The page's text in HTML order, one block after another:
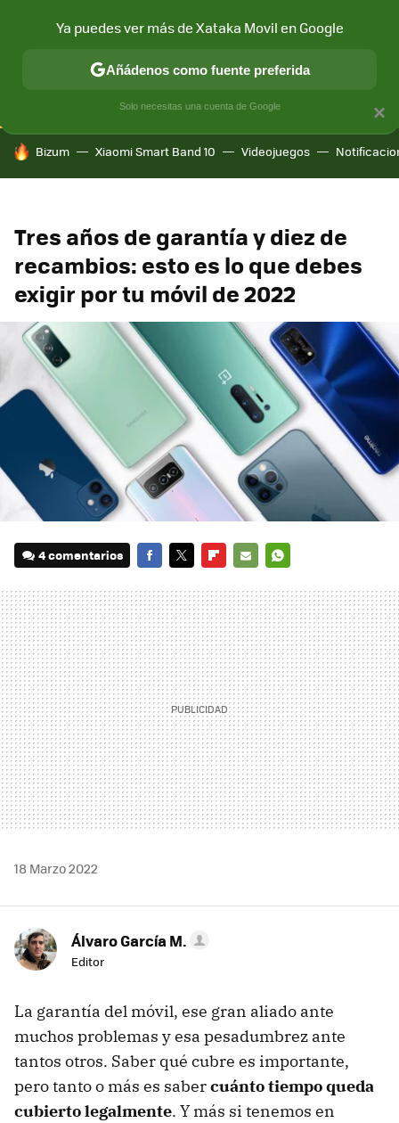
CONECTIVIDAD MÓVIL Y SOCIEDAD APLICACIONES
HOY SE HABLA DE
Bizum Xiaomi Smart Band 10 Videojuegos
Tres años de garantía y diez de
recambios: esto es lo que debes
exigir por tu móvil de 2022
4 comentarios
MAIL
18 Marzo 2022
Álvaro García M.
Editor
La garantía del móvil, ese gran aliado ante
muchos problemas y esa pesadumbrez ante
tantos otros. Saber qué cubre es importante,
pero tanto o más es sabercuánto tiempo queda
cubierto legalmente. Y más si tenemos en
×
Ya puedes ver más de Xataka Movil en Google
Añádenos como fuente preferida
Solo necesitas una cuenta de Google